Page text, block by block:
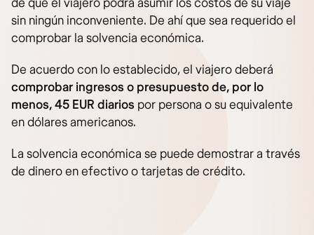
de que el viajero podrá asumir los costos de su viaje
sin ningún inconveniente. De ahí que sea requerido el
comprobar la solvencia económica.
De acuerdo con lo establecido, el viajero deberá
comprobar ingresos o presupuesto de, por lo
menos, 45 EUR diarios por persona o su equivalente
en dólares americanos.
La solvencia económica se puede demostrar a través
de dinero en efectivo o tarjetas de crédito.